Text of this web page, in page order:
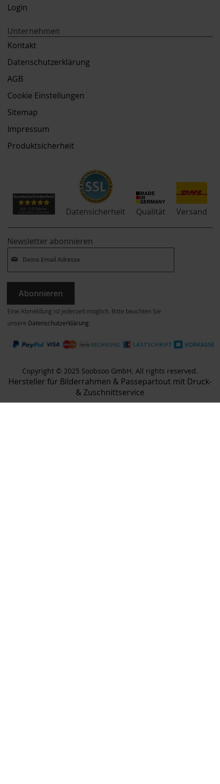
Login
Unternehmen
Kontakt
Datenschutzerklärung
AGB
Cookie Einstellungen
Sitemap
Impressum
Produktsicherheit
Datensicherheit Qualität Versand
Newsletter abonnieren
Abonnieren
Eine Abmeldung ist jederzeit möglich. Bitte beachten Sie
unsere Datenschutzerklärung.
Copyright © 2025 Soobsoo GmbH. All rights reserved.
Hersteller für Bilderrahmen & Passepartout mit Druck-
& Zuschnittservice